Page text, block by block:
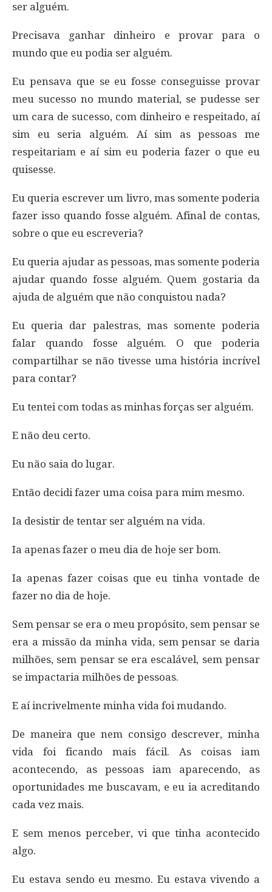
ser alguém.
Precisava ganhar dinheiro e provar para o
mundo que eu podia ser alguém.
Eu pensava que se eu fosse conseguisse provar
meu sucesso no mundo material, se pudesse ser
um cara de sucesso, com dinheiro e respeitado, aí
sim eu seria alguém. Aí sim as pessoas me
respeitariam e aí sim eu poderia fazer o que eu
quisesse.
Eu queria escrever um livro, mas somente poderia
fazer isso quando fosse alguém. Afinal de contas,
sobre o que eu escreveria?
Eu queria ajudar as pessoas, mas somente poderia
ajudar quando fosse alguém. Quem gostaria da
ajuda de alguém que não conquistou nada?
Eu queria dar palestras, mas somente poderia
falar quando fosse alguém. O que poderia
compartilhar se não tivesse uma história incrível
para contar?
Eu tentei com todas as minhas forças ser alguém.
E não deu certo.
Eu não saia do lugar.
Então decidi fazer uma coisa para mim mesmo.
Ia desistir de tentar ser alguém na vida.
Ia apenas fazer o meu dia de hoje ser bom.
Ia apenas fazer coisas que eu tinha vontade de
fazer no dia de hoje.
Sem pensar se era o meu propósito, sem pensar se
era a missão da minha vida, sem pensar se daria
milhões, sem pensar se era escalável, sem pensar
se impactaria milhões de pessoas.
E aí incrivelmente minha vida foi mudando.
De maneira que nem consigo descrever, minha
vida foi ficando mais fácil. As coisas iam
acontecendo, as pessoas iam aparecendo, as
oportunidades me buscavam, e eu ia acreditando
cada vez mais.
E sem menos perceber, vi que tinha acontecido
algo.
Eu estava sendo eu mesmo. Eu estava vivendo a